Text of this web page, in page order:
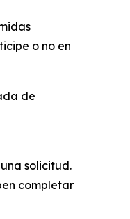
o no en
de
solicitud.
completar